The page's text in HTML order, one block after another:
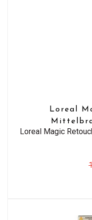
Loreal
Loreal Magic